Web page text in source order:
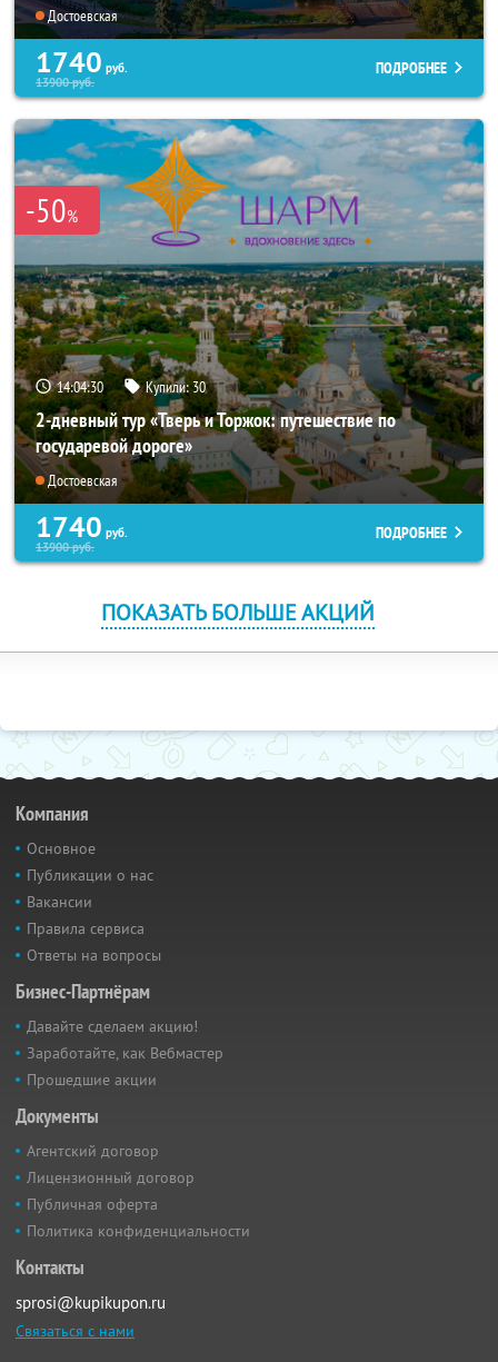
Достоевская
1740 руб.
13900руб.
ПОДРОБНЕЕ
-50%
14:04:30 Купили:30
2-дневный тур «Тверь и Торжок: путешествие по
государевой дороге»
Достоевская
1740 руб.
13900руб.
ПОДРОБНЕЕ
ПОКАЗАТЬ БОЛЬШЕ АКЦИЙ
Компания
Основное
Публикации о нас
Вакансии
Правила сервиса
Ответы на вопросы
Бизнес-Партнёрам
Давайте сделаем акцию!
Заработайте, как Вебмастер
Прошедшие акции
Документы
Агентский договор
Лицензионный договор
Публичная оферта
Политика конфиденциальности
Контакты
sprosi@kupikupon.ru
Связаться с нами